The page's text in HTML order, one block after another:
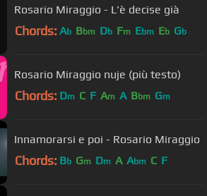
Rosario Miraggio - L'è decise già
Chords: Ab Bbm Db Fm Ebm Eb Gb
Rosario Miraggio nuje (più testo)
Chords: Dm C F Am A Bbm Gm
Innamorarsi e poi - Rosario Miraggio
Chords: Bb Gm Dm A Abm C F